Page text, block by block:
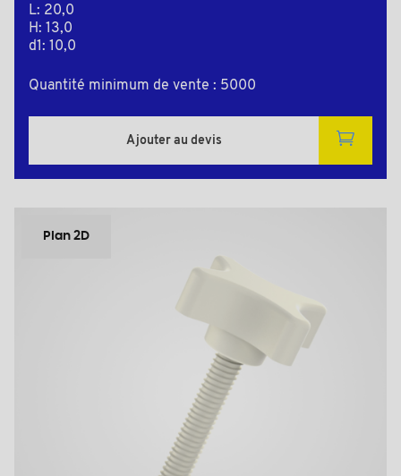
L: 20,0
H: 13,0
d1: 10,0
Quantité minimum de vente : 5000
Ajouter au devis
Plan 2D